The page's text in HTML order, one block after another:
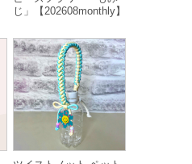
じ」【202608monthly】